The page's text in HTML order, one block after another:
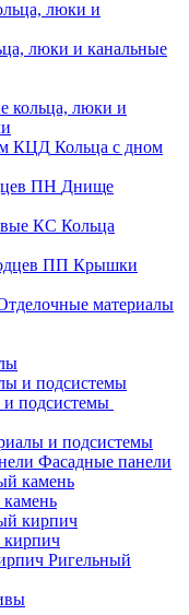
люки и канальные
кольца, люки и
Кольца с дном
Днище
Кольца
Крышки
материалы
подсистемы
и подсистемы
Фасадные панели
Ригельный